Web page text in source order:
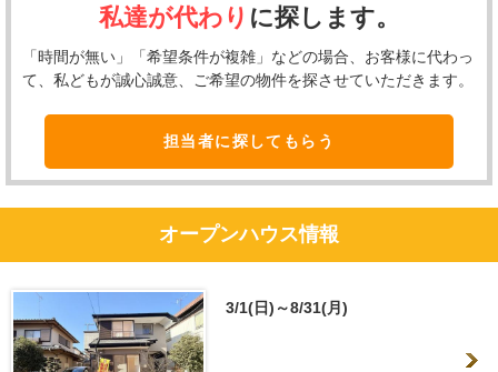
私達が代わり に探します。
「時間が無い」「希望条件が複雑」などの場合、お客様に代わっ
て、私どもが誠心誠意、ご希望の物件を探させていただきます。
担当者に探してもらう
オープンハウス情報
3/1(日)～8/31(月)